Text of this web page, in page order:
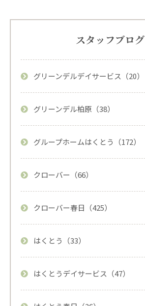
スタッフブログ
グリーンデルデイサービス（20）
グリーンデル柏原（38）
グループホームはくとう（172）
クローバー（66）
クローバー春日（425）
はくとう（33）
はくとうデイサービス（47）